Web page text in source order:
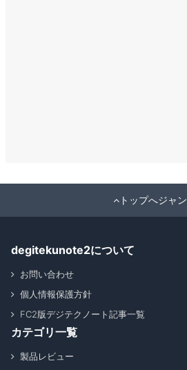
トップへジャ
degitekunote2について
お問い合わせ
個人情報保護方針
FC2版デジテクノート記事一覧
カテゴリ一覧
製品レビュー